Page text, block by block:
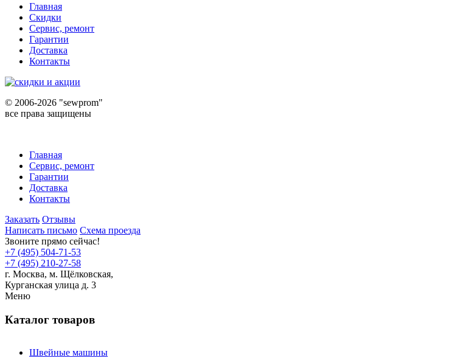
Главная
Скидки
Сервис, ремонт
Гарантии
Доставка
Контакты
© 2006-2026 "sewprom"
все права защищены
Главная
Сервис, ремонт
Гарантии
Доставка
Контакты
Заказать Отзывы
Написать письмо Схема проезда
Звоните прямо сейчас!
+7 (495) 504-71-53
+7 (495) 210-27-58
г. Москва, м. Щёлковская,
Курганская улица д. 3
Меню
Каталог товаров
Швейные машины